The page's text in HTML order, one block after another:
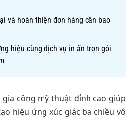
và hoàn thiện đơn hàng cần bao
hiệu cùng dịch vụ in ấn trọn gói
gia công mỹ thuật đỉnh cao giúp
hiệu ứng xúc giác ba chiều vô